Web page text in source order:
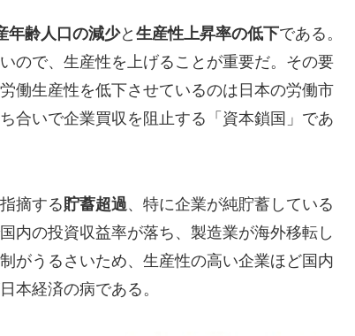
年齢人口の減少と 生産性上昇率の低下である。
ので、生産性を上げることが重要だ。その要
働生産性を低下させているのは日本の労働市
合いで企業買収を阻止する「資本鎖国」であ
摘する貯蓄超過、特に企業が純貯蓄している
内の投資収益率が落ち、製造業が海外移転し
がうるさいため、生産性の高い企業ほど国内
本経済の病である。